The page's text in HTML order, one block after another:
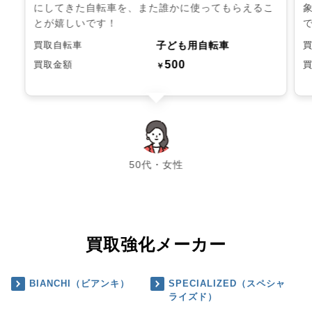
にしてきた自転車を、また誰かに使ってもらえるこ
とが嬉しいです！
買取自転車 子ども用自転車
買取金額 ￥500
50代・女性
chevron_left chevron_right
買取強化メーカー
BIANCHI（ビアンキ）
SPECIALIZED（スペシャ
ライズド）